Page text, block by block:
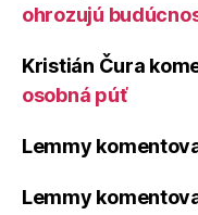
ohrozujú
Kristián Čura
osobná púť
Lemmy
Lemmy